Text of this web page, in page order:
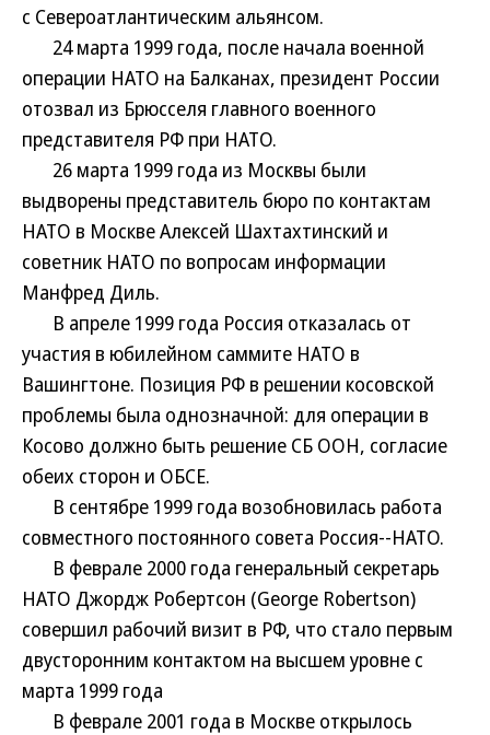
с Североатлантическим альянсом.
24 марта 1999 года, после начала военной
операции НАТО на Балканах, президент России
отозвал из Брюсселя главного военного
представителя РФ при НАТО.
26 марта 1999 года из Москвы были
выдворены представитель бюро по контактам
НАТО в Москве Алексей Шахтахтинский и
советник НАТО по вопросам информации
Манфред Диль.
В апреле 1999 года Россия отказалась от
участия в юбилейном саммите НАТО в
Вашингтоне. Позиция РФ в решении косовской
проблемы была однозначной: для операции в
Косово должно быть решение СБ ООН, согласие
обеих сторон и ОБСЕ.
В сентябре 1999 года возобновилась работа
совместного постоянного совета Россия--НАТО.
В феврале 2000 года генеральный секретарь
НАТО Джордж Робертсон (George Robertson)
совершил рабочий визит в РФ, что стало первым
двусторонним контактом на высшем уровне с
марта 1999 года
В феврале 2001 года в Москве открылось